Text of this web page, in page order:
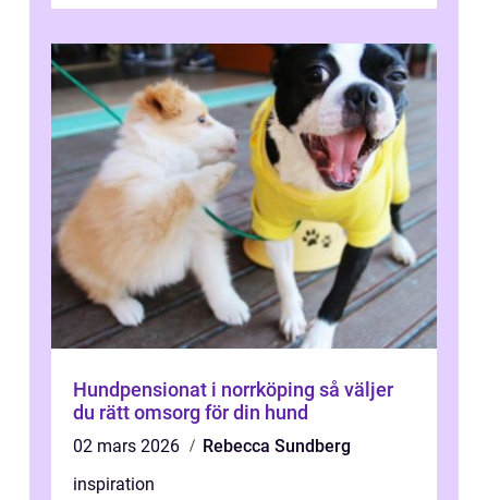
Hundpensionat i norrköping så väljer
du rätt omsorg för din hund
02 mars 2026
Rebecca Sundberg
inspiration